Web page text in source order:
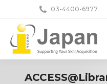
03-4400-6977